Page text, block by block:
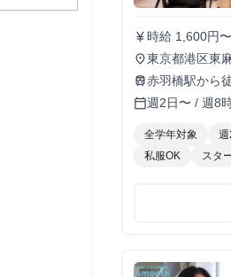
currency_yen時給 1,600円〜
インセンティ
ットされます 給与モデル ■月48時間稼働、アポ10件の場合：176,800円 内訳：48時間×時給1,600円
＋10件×インセンティブ10,000円 ■月80
1,600円＋10
place東京都港区東
train赤羽橋駅から
calendar_today週2日〜 / 週8
全学年対象
私服OK
スタ